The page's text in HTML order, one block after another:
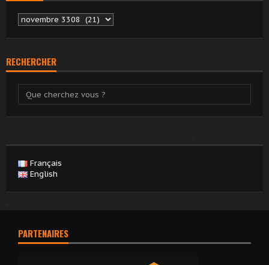
Archives
RECHERCHER
Français
English
PARTENAIRES